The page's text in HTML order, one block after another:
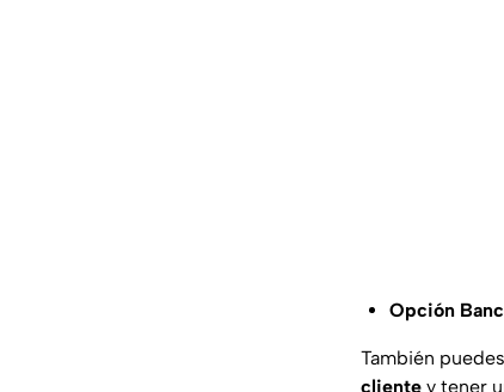
Opción
También
cliente y tener